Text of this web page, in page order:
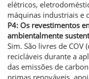
elétricos,
máquinas industriais e
P4: Os revestimentos
ambientalmente
Sim. São livres de COV
recicláveis durante a
das emissões de